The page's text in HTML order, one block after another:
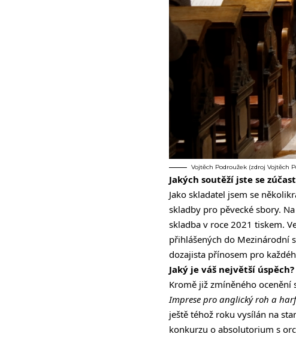
Vojtěch Podroužek (zdroj Vojtěch
Jakých soutěží jste se
Jako skladatel jsem se
skladby pro pěvecké sbory.
skladba v roce 2021 tiskem.
přihlášených do Mezinárodní
dozajista přínosem pro
Jaký je váš největší úspěch?
Kromě již zmíněného
Imprese pro anglický roh a
ještě téhož roku vysílán na
konkurzu o absolutorium s